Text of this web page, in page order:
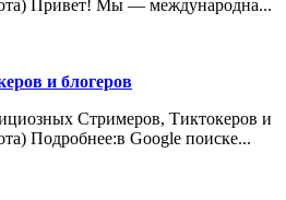
Привет! Мы — международна...
и блогеров
Стримеров, Тиктокеров и
Подробнее:в Google поиске...